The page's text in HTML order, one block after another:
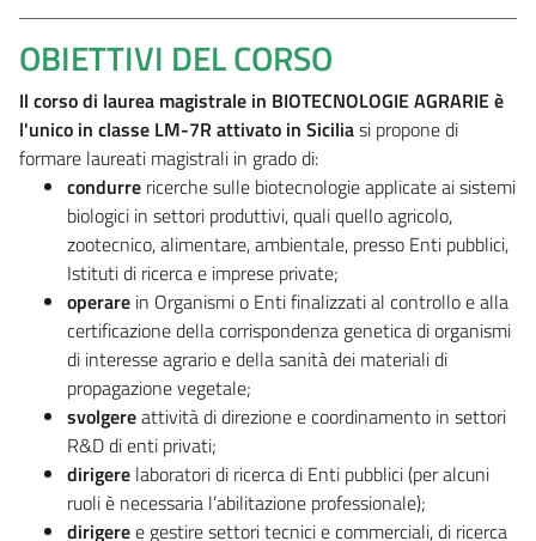
OBIETTIVI DEL CORSO
Il corso di laurea magistrale in BIOTECNOLOGIE AGRARIE è
l'unico in classe LM-7R attivato in Siciliasi propone di
formare laureati magistrali in grado di:
condurre ricerche sulle biotecnologie applicate ai sistemi
biologici in settori produttivi, quali quello agricolo,
zootecnico, alimentare, ambientale, presso Enti pubblici,
Istituti di ricerca e imprese private;
operare in Organismi o Enti finalizzati al controllo e alla
certificazione della corrispondenza genetica di organismi
di interesse agrario e della sanità dei materiali di
propagazione vegetale;
svolgereattività di direzione e coordinamento in settori
R&D di enti privati;
dirigere laboratori di ricerca di Enti pubblici (per alcuni
ruoli è necessaria l’abilitazione professionale);
dirigeree gestire settori tecnici e commerciali, di ricerca